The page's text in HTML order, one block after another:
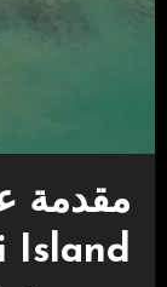
مقدمة
Island